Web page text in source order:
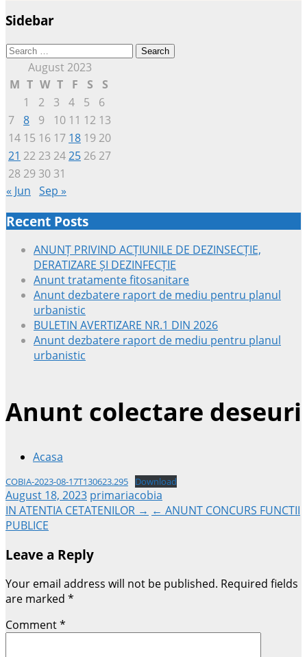
Sidebar
Search
August 2023
M T W T F S
S
1
2 3 4 5
6
7 8 9 10 11 12 13
14 15 16 17 18 19 20
21 22 23 2425 26 27
28 29 30 31
« Jun Sep »
Recent Posts
ANUNȚ PRIVIND ACȚIUNILE DE DEZINSECȚIE,
DERATIZARE ȘI DEZINFECȚIE
Anunt tratamente fitosanitare
Anunt dezbatere raport de mediu pentru planul
urbanistic
BULETIN AVERTIZARE NR.1 DIN 2026
Anunt dezbatere raport de mediu pentru planul
urbanistic
Anunt colectare deseuri
Acasa
COBIA-2023-08-17T130623.295 Download
August 18, 2023 primariacobia
Post
navigation
IN ATENTIA CETATENILOR → ← ANUNT CONCURS FUNCTII
PUBLICE
Leave a Reply
Your email address will not be published. Required fields
are marked *
Comment*